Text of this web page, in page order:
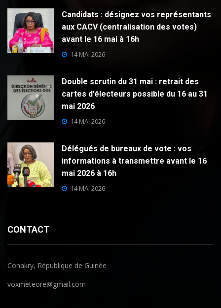
Candidats : désignez vos représentants
aux CACV (centralisation des votes)
avant le 16 mai à 16h
14 MAI 2026
Double scrutin du 31 mai : retrait des
cartes d’électeurs possible du 16 au 31
mai 2026
14 MAI 2026
Délégués de bureaux de vote : vos
informations à transmettre avant le 16
mai 2026 à 16h
14 MAI 2026
CONTACT
Conakry, République de Guinée
voxmeteore@gmail.com